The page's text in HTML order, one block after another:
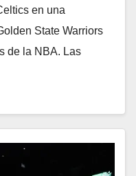
en una
State Warriors
de la NBA. Las